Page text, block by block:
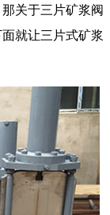
关于三片矿浆阀
就让三片式矿浆